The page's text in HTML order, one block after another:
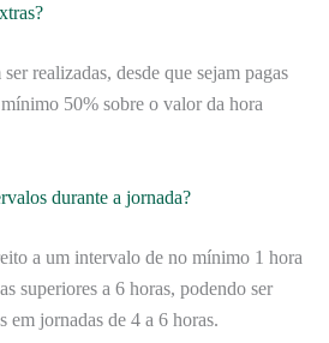
realizadas, desde que sejam pagas
50% sobre o valor da hora
durante a jornada?
a um intervalo de no mínimo 1 hora
superiores a 6 horas, podendo ser
em jornadas de 4 a 6 horas.